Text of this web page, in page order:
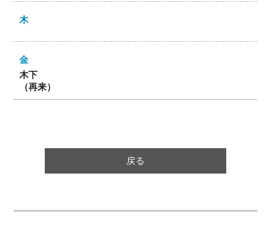
木下
（再来）
戻る